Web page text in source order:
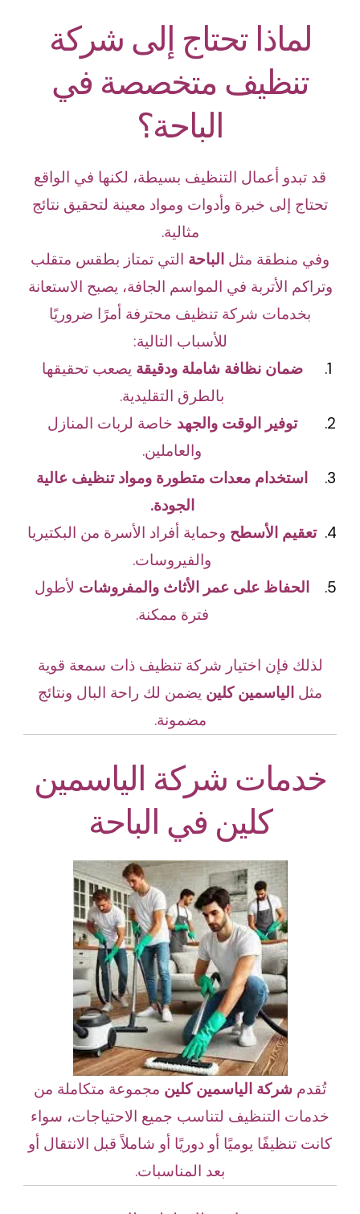
لماذا تحتاج إلى شركة
تنظيف متخصصة في
الباحة؟
قد تبدو أعمال التنظيف بسيطة، لكنها في الواقع
تحتاج إلى خبرة وأدوات ومواد معينة لتحقيق نتائج
مثالية.
وفي منطقة مثل الباحة التي تمتاز بطقس متقلب
وتراكم الأتربة في المواسم الجافة، يصبح الاستعانة
بخدمات شركة تنظيف محترفة أمرًا ضروريًا
للأسباب التالية:
ضمان نظافة شاملة ودقيقة يصعب تحقيقها
بالطرق التقليدية.
توفير الوقت والجهد خاصة لربات المنازل
والعاملين.
استخدام معدات متطورة ومواد تنظيف عالية
الجودة.
تعقيم الأسطح وحماية أفراد الأسرة من البكتيريا
والفيروسات.
الحفاظ على عمر الأثاث والمفروشات لأطول
فترة ممكنة.
لذلك فإن اختيار شركة تنظيف ذات سمعة قوية
مثل الياسمين كلين يضمن لك راحة البال ونتائج
مضمونة.
خدمات شركة الياسمين
كلين في الباحة
تُقدم شركة الياسمين كلين مجموعة متكاملة من
خدمات التنظيف لتناسب جميع الاحتياجات، سواء
كانت تنظيفًا يوميًا أو دوريًا أو شاملاً قبل الانتقال أو
بعد المناسبات.